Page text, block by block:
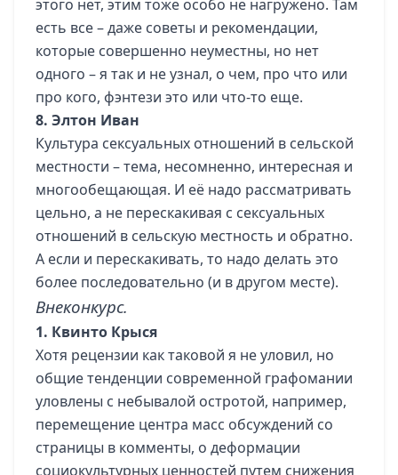
этого нет, этим тоже особо не нагружено. Там
есть все – даже советы и рекомендации,
которые совершенно неуместны, но нет
одного – я так и не узнал, о чем, про что или
про кого, фэнтези это или что-то еще.
8. Элтон Иван
Культура сексуальных отношений в сельской
местности – тема, несомненно, интересная и
многообещающая. И её надо рассматривать
цельно, а не перескакивая с сексуальных
отношений в сельскую местность и обратно.
А если и перескакивать, то надо делать это
более последовательно (и в другом месте).
Внеконкурс.
1. Квинто Крыся
Хотя рецензии как таковой я не уловил, но
общие тенденции современной графомании
уловлены с небывалой остротой, например,
перемещение центра масс обсуждений со
страницы в комменты, о деформации
социокультурных ценностей путем снижения